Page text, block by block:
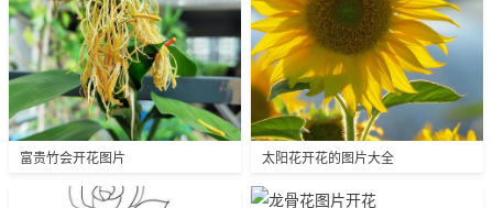
富贵竹会开花图片 太阳花开花的图片大全